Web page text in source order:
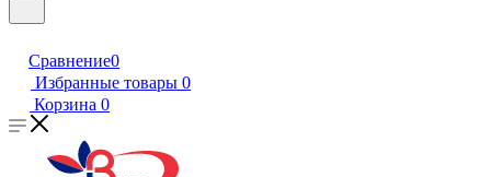
Сравнение0
Избранные товары 0
Корзина 0